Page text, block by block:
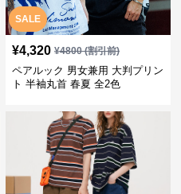
SALE
¥4,320 ¥4800(割引前)
ペアルック 男女兼用 大判プリン
ト 半袖丸首 春夏 全2色